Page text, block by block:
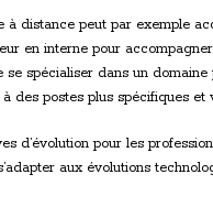
à distance peut par exemple
en interne pour
spécialiser dans un
des postes plus spécifiques et
d’évolution pour les
aux évolutions